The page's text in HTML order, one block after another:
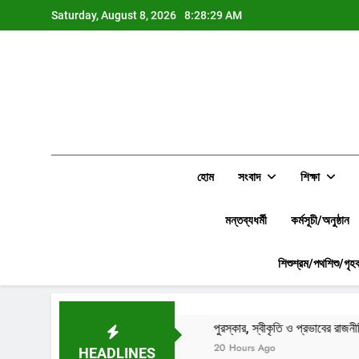
to
Saturday, August 8, 2026 8:28:30 AM
হোম সংবাদ শিক্ষা
মন্তব্যধর্মী কর্মসূচী/অনুষ্ঠান
শিশুশ্রম/পথশিশু/
HEADLINES
পুরস্কার, স্বীকৃতি ও প্রভাবের রাজনীতিঃ উন্নয়নশীল দেশের
20 Hours Ago